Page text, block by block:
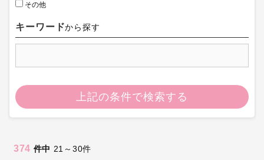
その他
キーワードから探す
上記の条件で検索する
374 件中 21～30件